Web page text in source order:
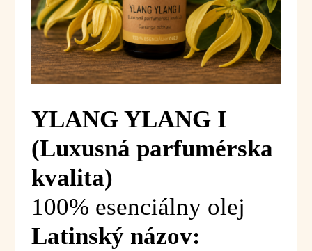
YLANG YLANG I
(Luxusná parfumérska
kvalita)
100% esenciálny olej
Latinský názov: